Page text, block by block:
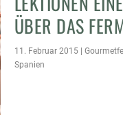
ÜBER DAS
11. Februar 2015|
Spanien